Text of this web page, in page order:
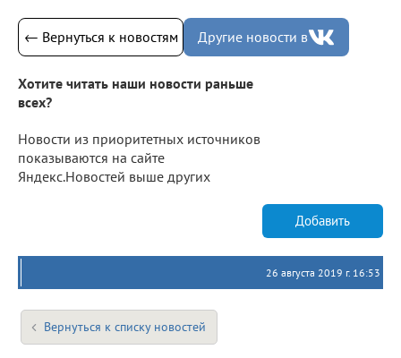
← Вернуться к новостям Другие новости в
Хотите читать наши новости раньше
всех?
Новости из приоритетных источников
показываются на сайте
Яндекс.Новостей выше других
Добавить
26 августа 2019 г. 16:53
Вернуться к списку новостей